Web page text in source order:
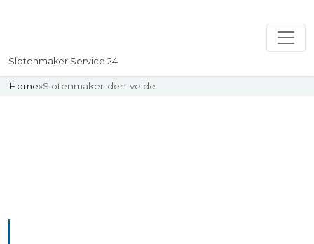
Slotenmaker Service 24
Home»Slotenmaker-den-velde